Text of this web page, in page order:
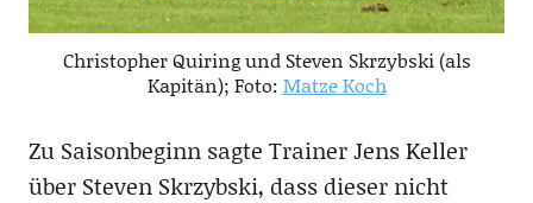
Christopher Quiring und Steven Skrzybski (als
Kapitän); Foto: Matze Koch
Zu Saisonbeginn sagte Trainer Jens Keller
über Steven Skrzybski, dass dieser nicht